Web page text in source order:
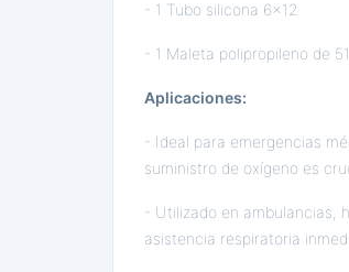
- 1 Tubo silicona 6x12
- 1 Maleta polipropileno de
Aplicaciones:
- Ideal para emergencias
suministro de oxígeno es
- Utilizado en ambulancias,
asistencia respiratoria